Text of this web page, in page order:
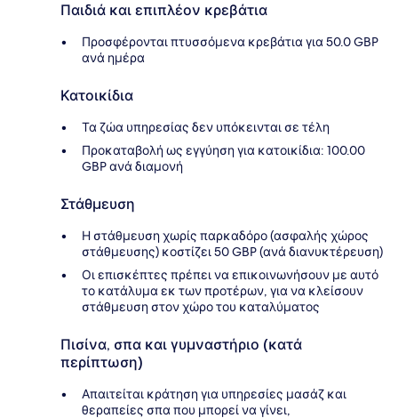
Παιδιά και επιπλέον κρεβάτια
Προσφέρονται πτυσσόμενα κρεβάτια για 50.0 GBP
ανά ημέρα
Κατοικίδια
Τα ζώα υπηρεσίας δεν υπόκεινται σε τέλη
Προκαταβολή ως εγγύηση για κατοικίδια: 100.00
GBP ανά διαμονή
Στάθμευση
Η στάθμευση χωρίς παρκαδόρο (ασφαλής χώρος
στάθμευσης) κοστίζει 50 GBP (ανά διανυκτέρευση)
Οι επισκέπτες πρέπει να επικοινωνήσουν με αυτό
το κατάλυμα εκ των προτέρων, για να κλείσουν
στάθμευση στον χώρο του καταλύματος
Πισίνα, σπα και γυμναστήριο (κατά
περίπτωση)
Απαιτείται κράτηση για υπηρεσίες μασάζ και
θεραπείες σπα που μπορεί να γίνει,